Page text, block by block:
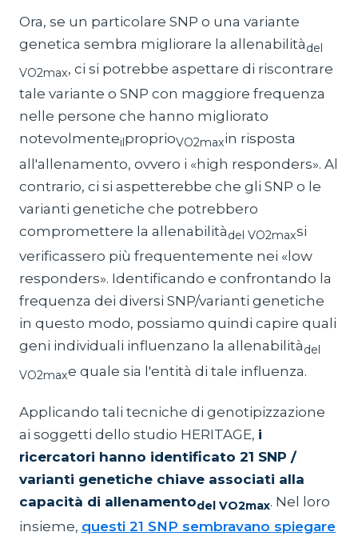
Ora, se un particolare SNP o una variante
genetica sembra migliorare la allenabilitàdel
VO2max, ci si potrebbe aspettare di riscontrare
tale variante o SNP con maggiore frequenza
nelle persone che hanno migliorato
notevolmenteilproprioVO2maxin risposta
all'allenamento, ovvero i «high responders». Al
contrario, ci si aspetterebbe che gli SNP o le
varianti genetiche che potrebbero
compromettere la allenabilitàdel VO2maxsi
verificassero più frequentemente nei «low
responders». Identificando e confrontando la
frequenza dei diversi SNP/varianti genetiche
in questo modo, possiamo quindi capire quali
geni individuali influenzano la allenabilitàdel
VO2maxe quale sia l'entità di tale influenza.
Applicando tali tecniche di genotipizzazione
ai soggetti dello studio HERITAGE, i
ricercatori hanno identificato 21 SNP /
varianti genetiche chiave associati alla
capacità di allenamentodel VO2max. Nel loro
insieme, questi 21 SNP sembravano spiegare